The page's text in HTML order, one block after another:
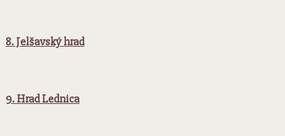
8. Jelšavský hrad
9. Hrad Lednica